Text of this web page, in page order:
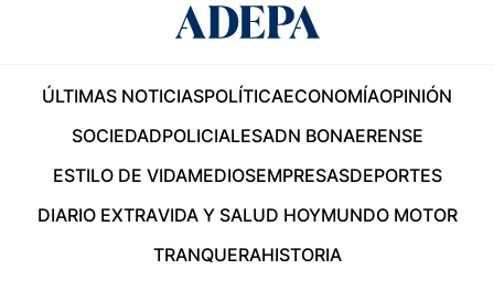
ÚLTIMAS NOTICIASPOLÍTICAECONOMÍAOPINIÓN
SOCIEDADPOLICIALESADN BONAERENSE
ESTILO DE VIDAMEDIOSEMPRESASDEPORTES
DIARIO EXTRAVIDA Y SALUD HOYMUNDO MOTOR
TRANQUERAHISTORIA